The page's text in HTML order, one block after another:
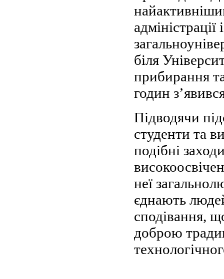
адміністрації
біля
прибирання
годин
Підводячи
студенти та
подібні
неї
єднають
сподівання,
доброю